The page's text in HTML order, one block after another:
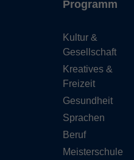
Programm
Kultur &
Gesellschaft
Kreatives &
Freizeit
Gesundheit
Sprachen
Beruf
Meisterschule